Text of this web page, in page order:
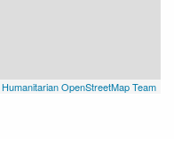
Humanitarian OpenStreetMap Team